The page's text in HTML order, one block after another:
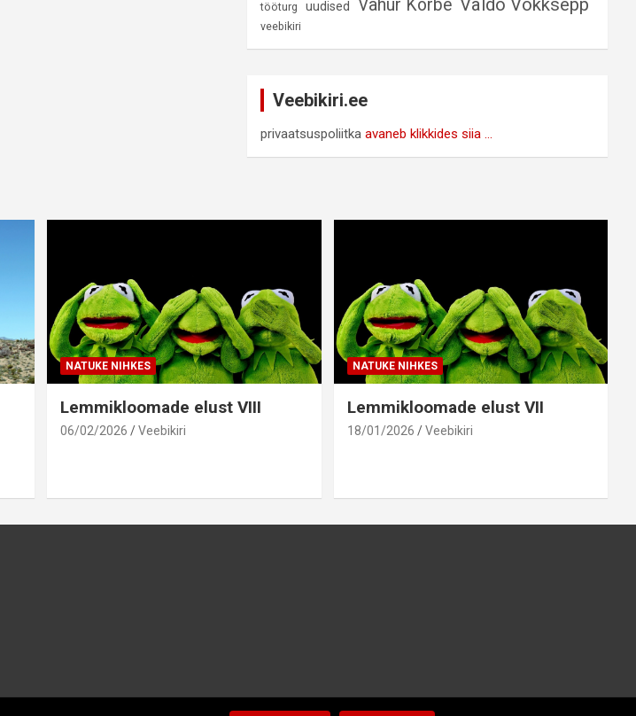
tööturg uudised Vahur Kõrbe
veebikiri
Veebikiri.ee
privaatsuspoliitkaavaneb klikkides siia ...
NATUKE NIHKES
Lemmikloomade elust VIII
06/02/2026 Veebikiri
NATUKE NIHKES
Lemmikloomade elust VII
18/01/2026 Veebikiri